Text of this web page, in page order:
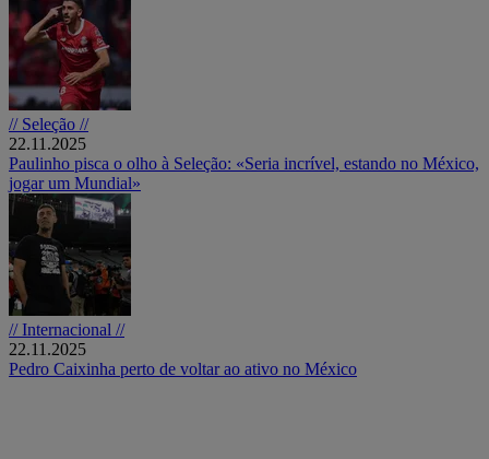
// Seleção //
22.11.2025
Paulinho pisca o olho à Seleção: «Seria incrível, estando no México,
jogar um Mundial»
// Internacional //
22.11.2025
Pedro Caixinha perto de voltar ao ativo no México